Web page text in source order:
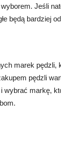
Jeśli
będą bardziej
marek pędzli,
pędzli
wybrać markę,